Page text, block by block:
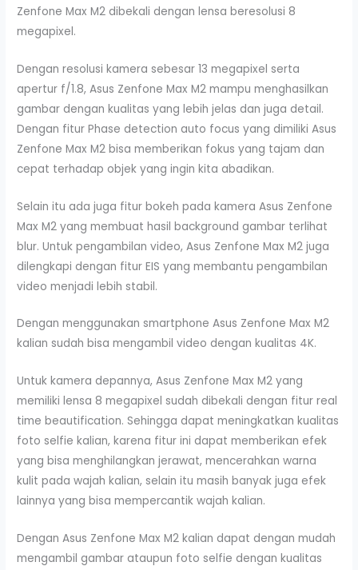
Zenfone Max M2 dibekali dengan lensa beresolusi 8
megapixel.
Dengan resolusi kamera sebesar 13 megapixel serta
apertur f/1.8, Asus Zenfone Max M2 mampu menghasilkan
gambar dengan kualitas yang lebih jelas dan juga detail.
Dengan fitur Phase detection auto focus yang dimiliki Asus
Zenfone Max M2 bisa memberikan fokus yang tajam dan
cepat terhadap objek yang ingin kita abadikan.
Selain itu ada juga fitur bokeh pada kamera Asus Zenfone
Max M2 yang membuat hasil background gambar terlihat
blur. Untuk pengambilan video, Asus Zenfone Max M2 juga
dilengkapi dengan fitur EIS yang membantu pengambilan
video menjadi lebih stabil.
Dengan menggunakan smartphone Asus Zenfone Max M2
kalian sudah bisa mengambil video dengan kualitas 4K.
Untuk kamera depannya, Asus Zenfone Max M2 yang
memiliki lensa 8 megapixel sudah dibekali dengan fitur real
time beautification. Sehingga dapat meningkatkan kualitas
foto selfie kalian, karena fitur ini dapat memberikan efek
yang bisa menghilangkan jerawat, mencerahkan warna
kulit pada wajah kalian, selain itu masih banyak juga efek
lainnya yang bisa mempercantik wajah kalian.
Dengan Asus Zenfone Max M2 kalian dapat dengan mudah
mengambil gambar ataupun foto selfie dengan kualitas